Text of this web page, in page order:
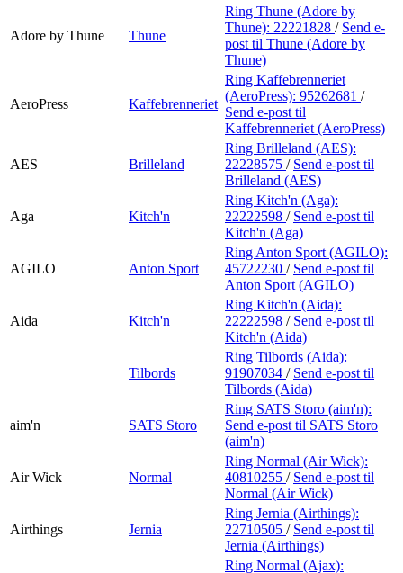
Adore by Thune Thune
Ring Thune (Adore by
Thune): 22221828 / Send e-
post til Thune (Adore by
Thune)
AeroPress Kaffebrenneriet
Ring Kaffebrenneriet
(AeroPress): 95262681 /
Send e-post til
Kaffebrenneriet (AeroPress)
AES Brilleland
Ring Brilleland (AES):
22228575 / Send e-post til
Brilleland (AES)
Aga Kitch'n
Ring Kitch'n (Aga):
22222598 / Send e-post til
Kitch'n (Aga)
AGILO Anton Sport
Ring Anton Sport (AGILO):
45722230 / Send e-post til
Anton Sport (AGILO)
Aida Kitch'n
Ring Kitch'n (Aida):
22222598 / Send e-post til
Kitch'n (Aida)
Tilbords
Ring Tilbords (Aida):
91907034 / Send e-post til
Tilbords (Aida)
aim'n SATS Storo
Ring SATS Storo (aim'n):
Send e-post til SATS Storo
(aim'n)
Air Wick Normal
Ring Normal (Air Wick):
40810255 / Send e-post til
Normal (Air Wick)
Airthings Jernia
Ring Jernia (Airthings):
22710505 / Send e-post til
Jernia (Airthings)
Ring Normal (Ajax):